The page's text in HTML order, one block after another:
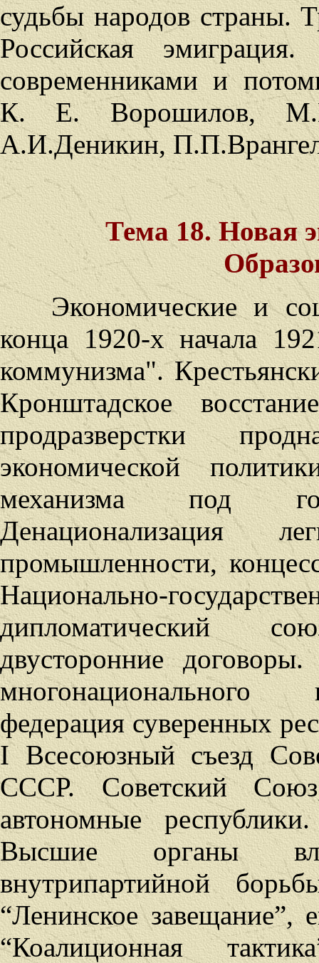
судьбы народов страны.
Российская
современниками и
К. Е. Ворошилов,
А.И.Деникин,
Тема 18. Новая
Экономические и
конца 1920-х начала
коммунизма".
Кронштадское
продразверстки
экономической
механизма под
Денационализация
промышленности,
Национально-
дипломатический
двусторонние
многонационального
федерация суверенных
I Всесоюзный съезд
СССР. Советский
автономные
Высшие органы
внутрипартийной
“Ленинское завещание”,
“Коалиционная